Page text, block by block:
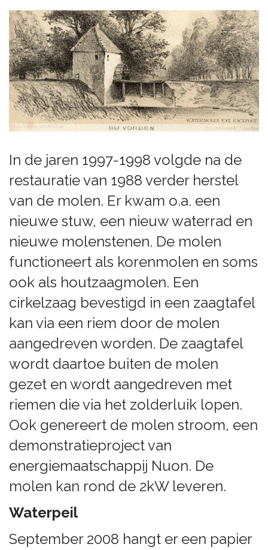
In de jaren 1997-1998 volgde na de
restauratie van 1988 verder herstel
van de molen. Er kwam o.a. een
nieuwe stuw, een nieuw waterrad en
nieuwe molenstenen. De molen
functioneert als korenmolen en soms
ook als houtzaagmolen. Een
cirkelzaag bevestigd in een zaagtafel
kan via een riem door de molen
aangedreven worden. De zaagtafel
wordt daartoe buiten de molen
gezet en wordt aangedreven met
riemen die via het zolderluik lopen.
Ook genereert de molen stroom, een
demonstratieproject van
energiemaatschappij Nuon. De
molen kan rond de 2kW leveren.
Waterpeil
September 2008 hangt er een papier